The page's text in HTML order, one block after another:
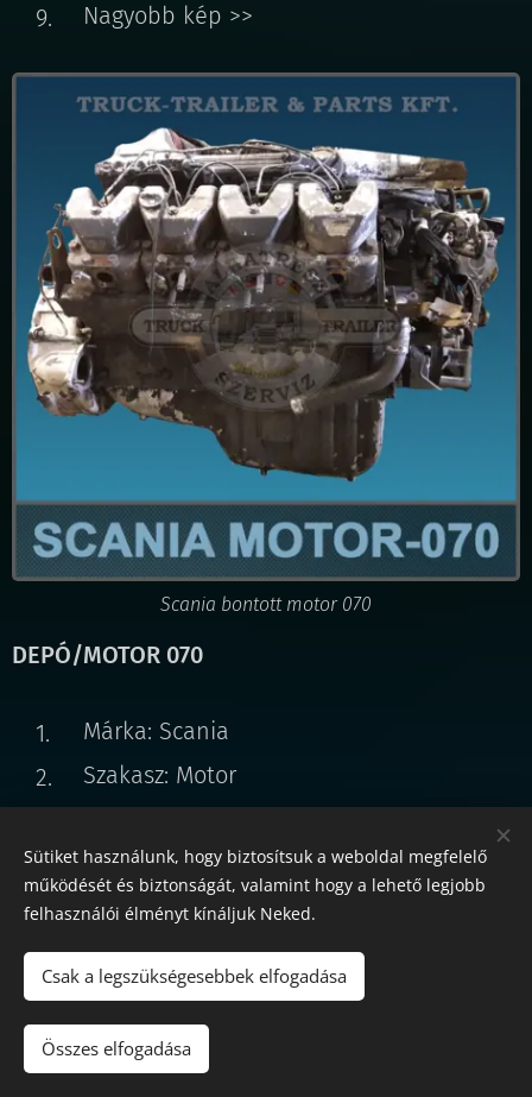
Nagyobb kép >>
Scania bontott motor 070
DEPÓ/MOTOR 070
Márka: Scania
Szakasz: Motor
Típus:
Gyártási év:
Futott:
Garancia:
Info:
Nagyobb kép >>
Sütiket használunk, hogy biztosítsuk a weboldal megfelelő
működését és biztonságát, valamint hogy a lehető legjobb
felhasználói élményt kínáljuk Neked.
Csak a legszükségesebbek elfogadása
Összes elfogadása